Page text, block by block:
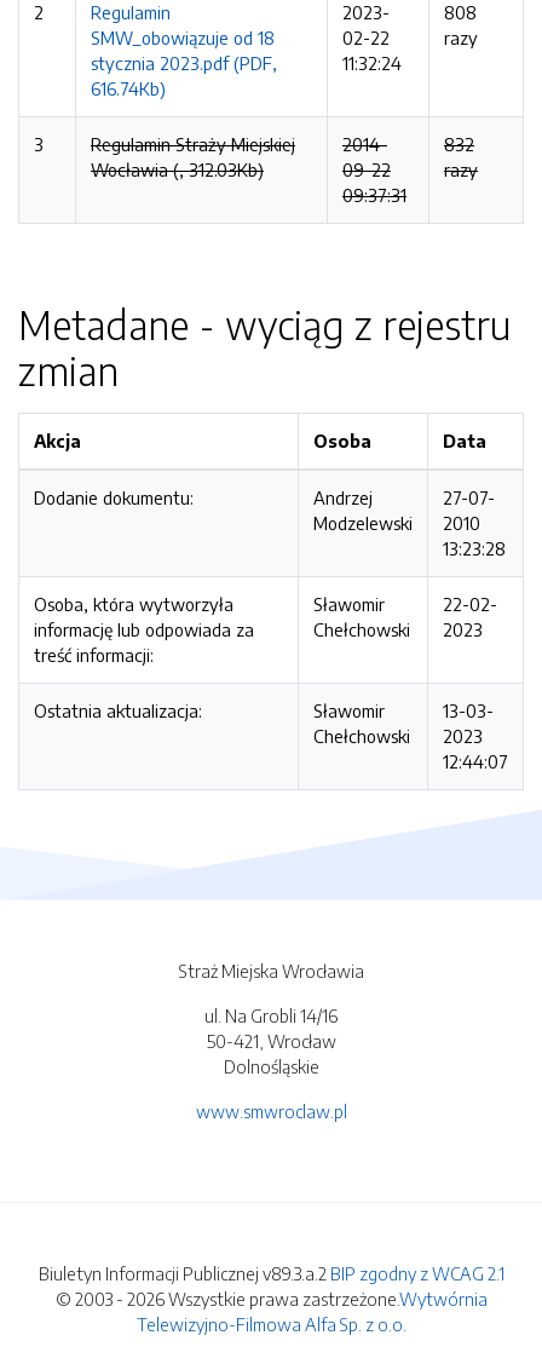
2
Regulamin
SMW_obowiązuje od 18
stycznia 2023.pdf (PDF,
616.74Kb)
2023-
02-22
11:32:24
808
razy
3
Regulamin Straży Miejskiej
Wocławia (, 312.03Kb)
2014-
09-22
09:37:31
832
razy
Metadane - wyciąg z rejestru
zmian
Akcja Osoba Data
Dodanie dokumentu:
Andrzej
Modzelewski
27-07-
2010
13:23:28
Osoba, która wytworzyła
informację lub odpowiada za
treść informacji:
Sławomir
Chełchowski
22-02-
2023
Ostatnia aktualizacja:
Sławomir
Chełchowski
13-03-
2023
12:44:07
Straż Miejska Wrocławia
ul. Na Grobli 14/16
50-421, Wrocław
Dolnośląskie
www.smwroclaw.pl
Biuletyn Informacji Publicznej v89.3.a.2 BIP zgodny z WCAG 2.1
© 2003 - 2026 Wszystkie prawa zastrzeżone.Wytwórnia
Telewizyjno-Filmowa Alfa Sp. z o.o.